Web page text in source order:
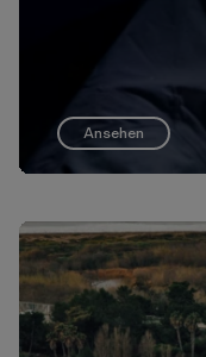
Ansehen